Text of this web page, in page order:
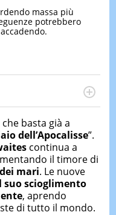
IERI
massa più
potrebbero
Management
in ottica SEO e
attraverso
basta già a
dell’Apocalisse”.
continua a
il timore di
mari. Le nuove
suo scioglimento
, aprendo
di tutto il mondo.